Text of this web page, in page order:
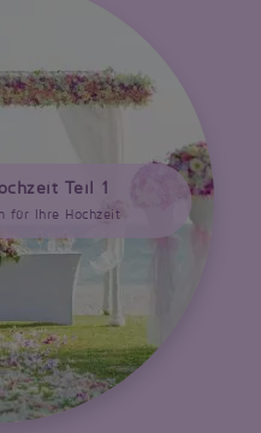
Teil 1
für Ihre Hochzeit